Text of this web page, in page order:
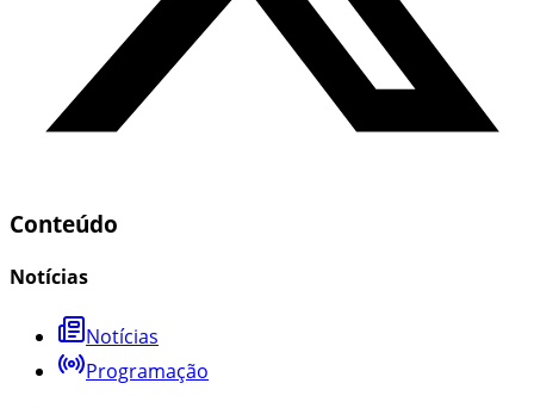
Conteúdo
Notícias
Notícias
Programação